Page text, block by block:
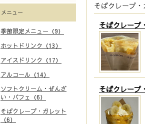
そばクレープ
そばクレープ
そばクレープ
メニュー
季節限定メニュー（9）
ホットドリンク（13）
アイスドリンク（17）
アルコール（14）
ソフトクリーム・ぜんざ
い・パフェ（6）
そばクレープ・ガレット
（6）